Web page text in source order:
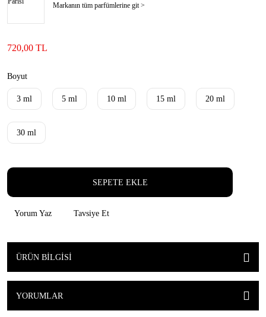
Markanın tüm parfümlerine git >
720,00 TL
Boyut
3 ml 5 ml 10 ml 15 ml 20 ml
30 ml
SEPETE EKLE
Yorum Yaz Tavsiye Et
ÜRÜN BILGISI
YORUMLAR